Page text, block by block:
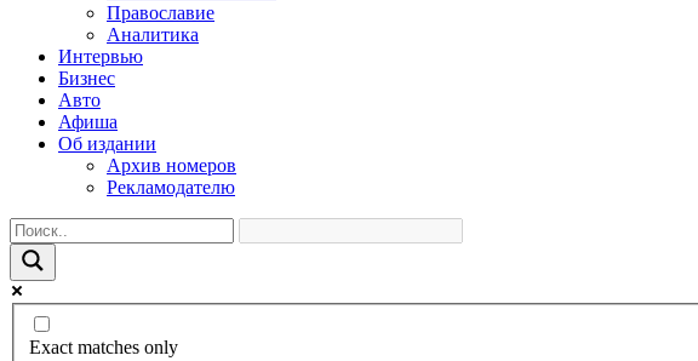
Православие
Аналитика
Интервью
Бизнес
Авто
Афиша
Об издании
Архив номеров
Рекламодателю
Exact matches only